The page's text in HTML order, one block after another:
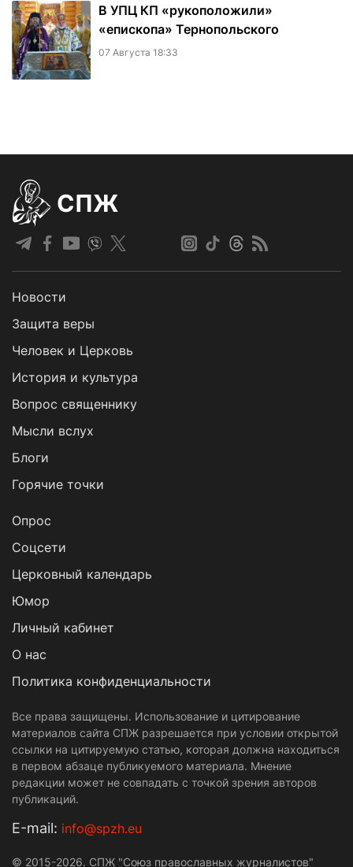
В УПЦ КП «рукоположили»
«епископа» Тернопольского
07 Августа 18:33
СПЖ
Новости
Защита веры
Человек и Церковь
История и культура
Вопрос священнику
Мысли вслух
Блоги
Горячие точки
Опрос
Cоцсети
Церковный календарь
Юмор
Личный кабинет
О нас
Политика конфиденциальности
Все права защищены. Использование и цитирование
материалов сайта СПЖ разрешается при условии открытой
ссылки на цитируемую статью, которая должна находиться
в первом абзаце публикуемого материала. Мнение
редакции может не совпадать с точкой зрения авторов
публикаций.
Е-mail: info@spzh.eu
© 2015-2026. СПЖ "Союз православных журналистов"